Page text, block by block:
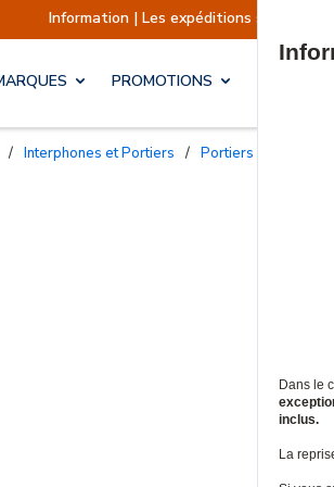
expéditions sont actuellement suspendues
PROMOTIONS
/ Interphones et Portiers / Portiers d'interphonie